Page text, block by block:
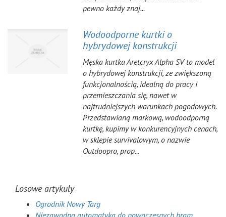
pewno każdy znaj...
Wodoodporne kurtki o
hybrydowej konstrukcji
Męska kurtka Aretcryx Alpha SV to model
o hybrydowej konstrukcji, ze zwiększoną
funkcjonalnością, idealną do pracy i
przemieszczania się, nawet w
najtrudniejszych warunkach pogodowych.
Przedstawianą markową, wodoodporną
kurtkę, kupimy w konkurencyjnych cenach,
w sklepie survivalowym, o nazwie
Outdoopro, prop...
Losowe artykuły
Ogrodnik Nowy Targ
Niezawodna automatyka do nowoczesnych bram